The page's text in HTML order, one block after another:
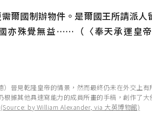
爾國制辦物件。是爾國王所請派人
亦殊覺無益……（〈奉天承運皇帝
）晉見乾隆皇帝的情景，然而最終仍未在外交上
據其他具速寫能力的成員所畫的手稿，創作了大
(Source: by William Alexander, via 大英博物館)